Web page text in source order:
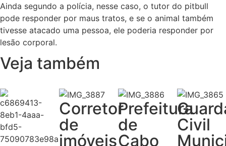
Ainda segundo a polícia, nesse caso, o tutor do pitbull
pode responder por maus tratos, e se o animal também
tivesse atacado uma pessoa, ele poderia responder por
lesão corporal.
Veja também
Corretor
de
imóveis
Prefeitura
de
Cabo
Civil